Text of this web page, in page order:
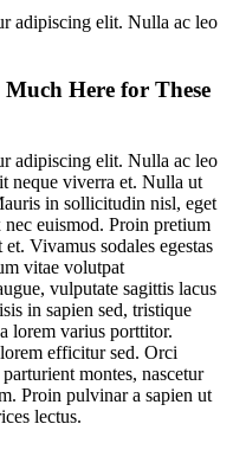
adipiscing elit. Nulla ac leo
Here for These
adipiscing elit. Nulla ac leo
neque viverra et. Nulla ut
in sollicitudin nisl, eget
euismod. Proin pretium
Vivamus sodales egestas
vitae volutpat
vulputate sagittis lacus
in sapien sed, tristique
lorem varius porttitor.
efficitur sed. Orci
montes, nascetur
Proin pulvinar a sapien ut
lectus.